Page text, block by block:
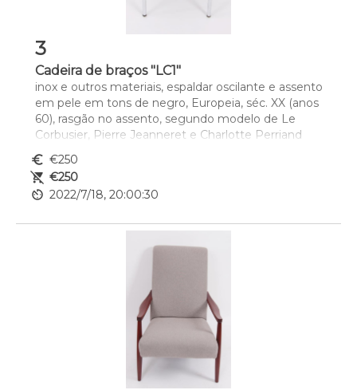
3
Cadeira de braços "LC1"
inox e outros materiais, espaldar oscilante e assento
em pele em tons de negro, Europeia, séc. XX (anos
60), rasgão no assento, segundo modelo de Le
Corbusier, Pierre Jeanneret e Charlotte Perriand
euro_symbol €250
remove_shopping_cart €250
av_timer 2022/7/18, 20:00:30